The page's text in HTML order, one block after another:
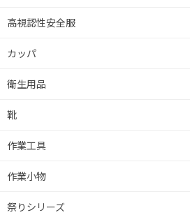
高視認性安全服
カッパ
衛生用品
靴
作業工具
作業小物
祭りシリーズ